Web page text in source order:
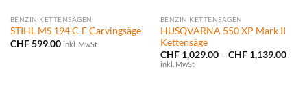
BENZIN KETTENSÄGEN
STIHL MS 194 C-E Carvingsäge
CHF599.00 inkl. MwSt
BENZIN KETTENSÄGEN
HUSQVARNA 550 XP Mark II
Kettensäge
CHF1,029.00 – CHF1,139.00
inkl. MwSt